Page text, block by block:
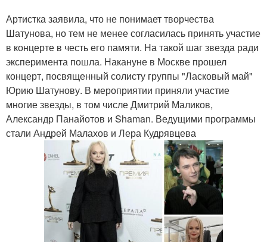
Артистка заявила, что не понимает творчества
Шатунова, но тем не менее согласилась принять участие
в концерте в честь его памяти. На такой шаг звезда ради
эксперимента пошла. Накануне в Москве прошел
концерт, посвященный солисту группы "Ласковый май"
Юрию Шатунову. В мероприятии приняли участие
многие звезды, в том числе Дмитрий Маликов,
Александр Панайотов и Shaman. Ведущими программы
стали Андрей Малахов и Лера Кудрявцева